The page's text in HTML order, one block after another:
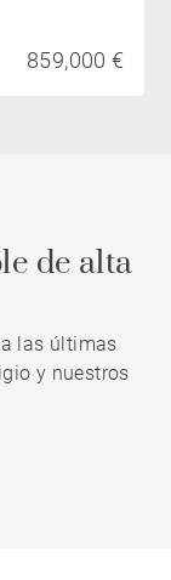
859,000 €
de alta
las últimas
y nuestros